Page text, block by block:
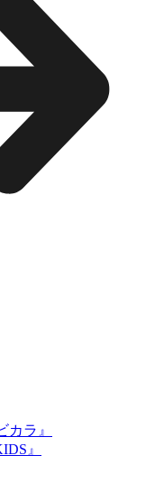
ラ』
』